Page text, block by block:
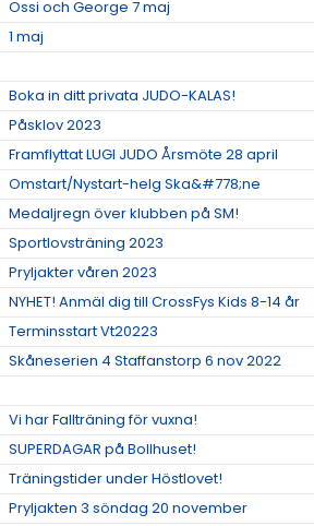
Ossi och George 7 maj
1 maj
Boka in ditt privata JUDO-KALAS!
Påsklov 2023
Framflyttat LUGI JUDO Årsmöte 28 april
Omstart/Nystart-helg Ska&#778;ne
Medaljregn över klubben på SM!
Sportlovsträning 2023
Pryljakter våren 2023
NYHET! Anmäl dig till CrossFys Kids 8-14 år
Terminsstart Vt20223
Skåneserien 4 Staffanstorp 6 nov 2022
Vi har Fallträning för vuxna!
SUPERDAGAR på Bollhuset!
Träningstider under Höstlovet!
Pryljakten 3 söndag 20 november